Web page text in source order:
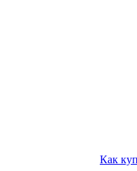
Как